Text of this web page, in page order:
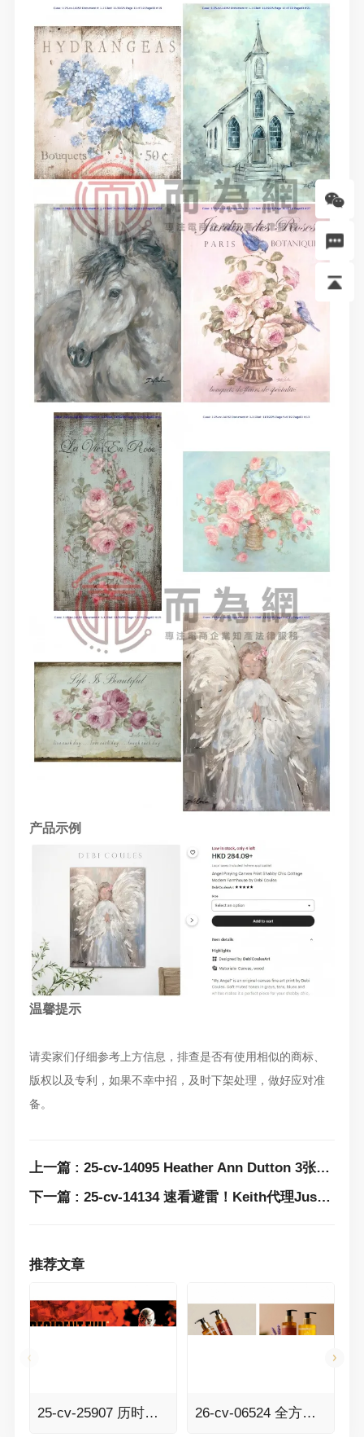
产品示例
温馨提示
请卖家们仔细参考上方信息，排查是否有使用相似的商标、
版权以及专利，如果不幸中招，及时下架处理，做好应对准
备。
上一篇 : 25-cv-14095 Heather Ann Dutton 3张版权图发案！这些图案花纹速排查下架！
下一篇 : 25-cv-14134 速看避雷！Keith代理Justin Bua 3张嘻哈元素版权发案维权！
推荐文章
25-cv-25907 历时七个多月的RESIDENT EVIL生化危机案件TRO传票已发，341家店铺面临冻结风险！ 26-cv-06524 全方位维权！BSF律所代理Besque美体油发案，速排查！